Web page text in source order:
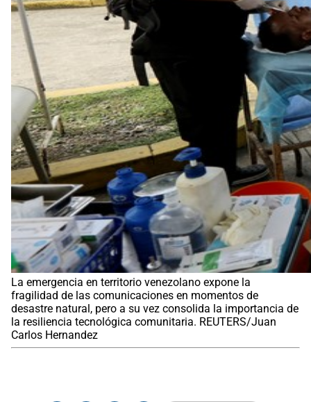
La emergencia en territorio venezolano expone la
fragilidad de las comunicaciones en momentos de
desastre natural, pero a su vez consolida la importancia de
la resiliencia tecnológica comunitaria. REUTERS/Juan
Carlos Hernandez